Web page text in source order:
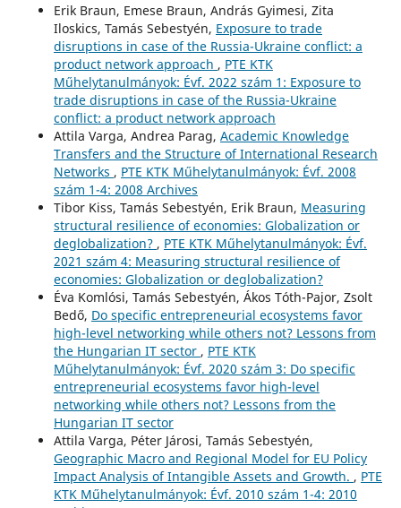
Erik Braun, Emese Braun, András Gyimesi, Zita
Iloskics, Tamás Sebestyén, Exposure to trade
disruptions in case of the Russia-Ukraine conflict: a
product network approach , PTE KTK
Műhelytanulmányok: Évf. 2022 szám 1: Exposure to
trade disruptions in case of the Russia-Ukraine
conflict: a product network approach
Attila Varga, Andrea Parag, Academic Knowledge
Transfers and the Structure of International Research
Networks , PTE KTK Műhelytanulmányok: Évf. 2008
szám 1-4: 2008 Archives
Tibor Kiss, Tamás Sebestyén, Erik Braun, Measuring
structural resilience of economies: Globalization or
deglobalization? , PTE KTK Műhelytanulmányok: Évf.
2021 szám 4: Measuring structural resilience of
economies: Globalization or deglobalization?
Éva Komlósi, Tamás Sebestyén, Ákos Tóth-Pajor, Zsolt
Bedő, Do specific entrepreneurial ecosystems favor
high-level networking while others not? Lessons from
the Hungarian IT sector , PTE KTK
Műhelytanulmányok: Évf. 2020 szám 3: Do specific
entrepreneurial ecosystems favor high-level
networking while others not? Lessons from the
Hungarian IT sector
Attila Varga, Péter Járosi, Tamás Sebestyén,
Geographic Macro and Regional Model for EU Policy
Impact Analysis of Intangible Assets and Growth. , PTE
KTK Műhelytanulmányok: Évf. 2010 szám 1-4: 2010